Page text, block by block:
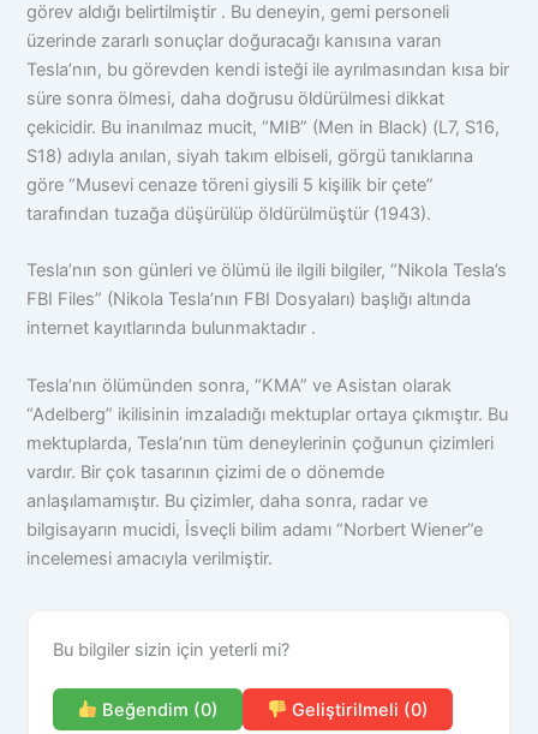
görev aldığı belirtilmiştir . Bu deneyin, gemi personeli
üzerinde zararlı sonuçlar doğuracağı kanısına varan
Tesla’nın, bu görevden kendi isteği ile ayrılmasından kısa bir
süre sonra ölmesi, daha doğrusu öldürülmesi dikkat
çekicidir. Bu inanılmaz mucit, “MIB” (Men in Black) (L7, S16,
S18) adıyla anılan, siyah takım elbiseli, görgü tanıklarına
göre “Musevi cenaze töreni giysili 5 kişilik bir çete”
tarafından tuzağa düşürülüp öldürülmüştür (1943).
Tesla’nın son günleri ve ölümü ile ilgili bilgiler, “Nikola Tesla’s
FBI Files” (Nikola Tesla’nın FBI Dosyaları) başlığı altında
internet kayıtlarında bulunmaktadır .
Tesla’nın ölümünden sonra, “KMA” ve Asistan olarak
“Adelberg” ikilisinin imzaladığı mektuplar ortaya çıkmıştır. Bu
mektuplarda, Tesla’nın tüm deneylerinin çoğunun çizimleri
vardır. Bir çok tasarının çizimi de o dönemde
anlaşılamamıştır. Bu çizimler, daha sonra, radar ve
bilgisayarın mucidi, İsveçli bilim adamı “Norbert Wiener”e
incelemesi amacıyla verilmiştir.
Bu bilgiler sizin için yeterli mi?
Beğendim (0) Geliştirilmeli (0)